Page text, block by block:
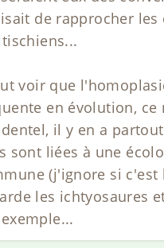
de rapprocher les
voir que
en évolution, ce
il y en a
sont liées à une
(j'ignore si c'est
les ichtyosaures